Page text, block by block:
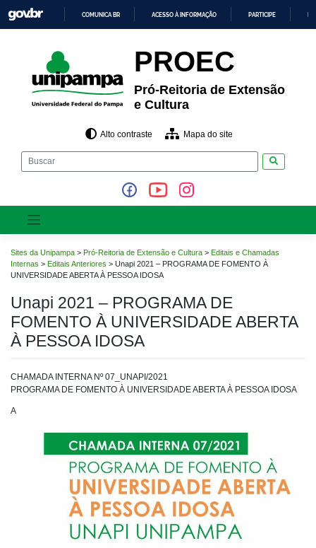
para
o
CONTEÚDO
COMUNICA BR ACESSO À INFORMAÇÃO PARTICIPE
PROEC
Pró-Reitoria de Extensão
e Cultura
Alto contraste Mapa do site
Sites da Unipampa > Pró-Reitoria de Extensão e Cultura > Editais e Chamadas
Internas > Editais Anteriores > Unapi 2021 – PROGRAMA DE FOMENTO À
UNIVERSIDADE ABERTA À PESSOA IDOSA
Unapi 2021 – PROGRAMA DE
FOMENTO À UNIVERSIDADE ABERTA
À PESSOA IDOSA
CHAMADA INTERNA Nº 07_UNAPI/2021
PROGRAMA DE FOMENTO À UNIVERSIDADE ABERTA À PESSOA IDOSA
A